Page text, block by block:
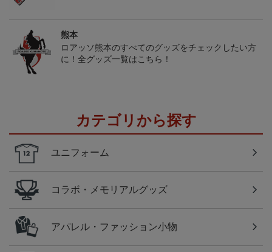
熊本
ロアッソ熊本のすべてのグッズをチェックしたい方
に！全グッズ一覧はこちら！
カテゴリから探す
ユニフォーム
コラボ・メモリアルグッズ
アパレル・ファッション小物